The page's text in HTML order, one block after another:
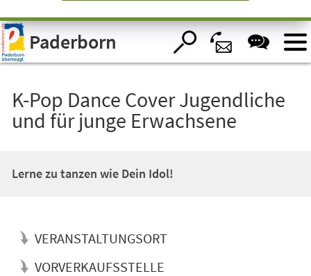
Visuelle
Assistenzsoftware
öffnen.Paderborn
K-Pop Dance Cover Jugendliche
und für junge Erwachsene
Lerne zu tanzen wie Dein Idol!
VERANSTALTUNGSORT
VORVERKAUFSSTELLE